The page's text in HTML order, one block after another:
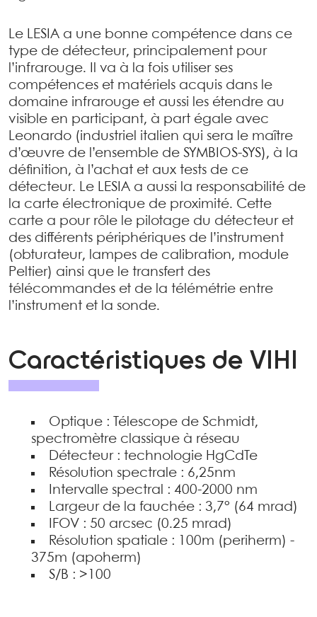
Le LESIA a une bonne compétence dans ce
type de détecteur, principalement pour
l’infrarouge. Il va à la fois utiliser ses
compétences et matériels acquis dans le
domaine infrarouge et aussi les étendre au
visible en participant, à part égale avec
Leonardo (industriel italien qui sera le maître
d’œuvre de l’ensemble de SYMBIOS-SYS), à la
définition, à l’achat et aux tests de ce
détecteur. Le LESIA a aussi la responsabilité de
la carte électronique de proximité. Cette
carte a pour rôle le pilotage du détecteur et
des différents périphériques de l’instrument
(obturateur, lampes de calibration, module
Peltier) ainsi que le transfert des
télécommandes et de la télémétrie entre
l’instrument et la sonde.
Caractéristiques de VIHI
Optique : Télescope de Schmidt,
spectromètre classique à réseau
Détecteur : technologie HgCdTe
Résolution spectrale : 6,25nm
Intervalle spectral : 400-2000 nm
Largeur de la fauchée : 3,7° (64 mrad)
IFOV : 50 arcsec (0.25 mrad)
Résolution spatiale : 100m (periherm) -
375m (apoherm)
S/B : >100